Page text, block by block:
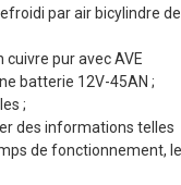
par air bicylindre de
pur avec AVE
batterie 12V-45AN ;
;
des informations telles
de fonctionnement, le